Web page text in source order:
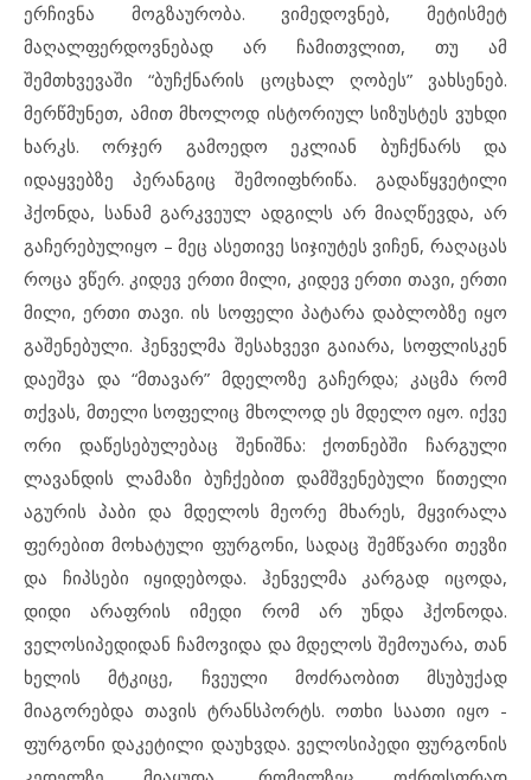
ერჩივნა მოგზაურობა. ვიმედოვნებ, მეტისმეტ
მაღალფერდოვნებად არ ჩამითვლით, თუ ამ
შემთხვევაში “ბუჩქნარის ცოცხალ ღობეს” ვახსენებ.
მერწმუნეთ, ამით მხოლოდ ისტორიულ სიზუსტეს ვუხდი
ხარკს. ორჯერ გამოედო ეკლიან ბუჩქნარს და
იდაყვებზე პერანგიც შემოიფხრიწა. გადაწყვეტილი
ჰქონდა, სანამ გარკვეულ ადგილს არ მიაღწევდა, არ
გაჩერებულიყო – მეც ასეთივე სიჯიუტეს ვიჩენ, რაღაცას
როცა ვწერ. კიდევ ერთი მილი, კიდევ ერთი თავი, ერთი
მილი, ერთი თავი. ის სოფელი პატარა დაბლობზე იყო
გაშენებული. ჰენველმა შესახვევი გაიარა, სოფლისკენ
დაეშვა და “მთავარ” მდელოზე გაჩერდა; კაცმა რომ
თქვას, მთელი სოფელიც მხოლოდ ეს მდელო იყო. იქვე
ორი დაწესებულებაც შენიშნა: ქოთნებში ჩარგული
ლავანდის ლამაზი ბუჩქებით დამშვენებული წითელი
აგურის პაბი და მდელოს მეორე მხარეს, მყვირალა
ფერებით მოხატული ფურგონი, სადაც შემწვარი თევზი
და ჩიპსები იყიდებოდა. ჰენველმა კარგად იცოდა,
დიდი არაფრის იმედი რომ არ უნდა ჰქონოდა.
ველოსიპედიდან ჩამოვიდა და მდელოს შემოუარა, თან
ხელის მტკიცე, ჩვეული მოძრაობით მსუბუქად
მიაგორებდა თავის ტრანსპორტს. ოთხი საათი იყო ­­-
ფურგონი დაკეტილი დაუხვდა. ველოსიპედი ფურგონის